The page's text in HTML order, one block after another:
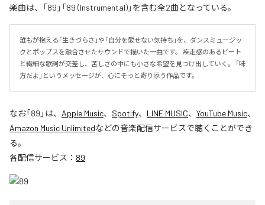
楽曲は、「89」「89 (Instrumental)」を含む全2曲となっている。
誰もが抱える「生きづらさ」や「自分を愛せない気持ち」を、ダンスミュージッ
クとポップスを融合させたサウンドで描いた一曲です。 疾走感のあるビート
と繊細な歌詞が交差し、苦しさの中にも小さな希望を見つけ出していく。 「味
方だよ」というメッセージが、心にそっと寄り添う作品です。
なお「89 」は、 Apple Music、 Spotify、 LINE MUSIC、 YouTube Music、
Amazon Music Unlimitedなどの音楽配信サービスで聴くことができ
る。
各配信サービス： 89